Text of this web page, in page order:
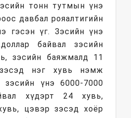
тонн тутмын үнэ
давбал рояалтигийн
гэсэн үг. Зэсийн үнэ
байвал зэсийн
зэсийн баяжмалд 11
нэг хувь нэмж
зэсийн үнэ 6000-7000
хүдэрт 24 хувь,
цэвэр зэсэд хоёр